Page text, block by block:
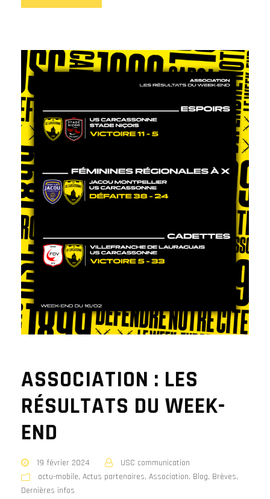
ASSOCIATION : LES
RÉSULTATS DU WEEK-
END
19 février 2024
USC communication
actu-mobile, Actus partenaires, Association, Blog, Brèves,
Dernières infos